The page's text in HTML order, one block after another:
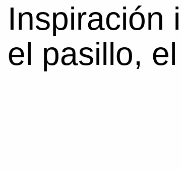
Inspiración
el pasillo,